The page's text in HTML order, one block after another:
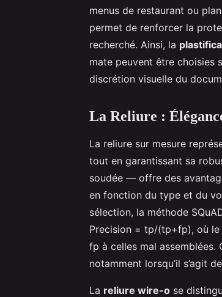
menus de restaurant ou
permet de renforcer la
recherché. Ainsi, la
mate peuvent être choisies
discrétion visuelle du
La Reliure :
La reliure sur mesure
tout en garantissant sa
soudée — offre des
en fonction du type et du
sélection, la méthode
Precision = tp/(tp+fp), où le
fp à celles mal assemblées.
notamment lorsqu’il s’agit
La reliure wire-o se